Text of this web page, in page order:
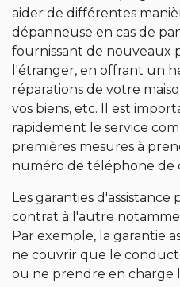
aider de différentes
dépanneuse en cas de
fournissant de nouveaux
l'étranger, en offrant un
réparations de votre
vos biens, etc. Il est
rapidement le service
premières mesures à
numéro de téléphone de
Les garanties
contrat à l'autre
Par exemple, la garantie
ne couvrir que le
ou ne prendre en charge